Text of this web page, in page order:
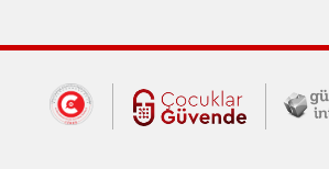
Dış Bağlantılar
Cumhurbaşkanlığı